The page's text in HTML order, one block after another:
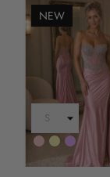
NEW
RosaOroLILLA